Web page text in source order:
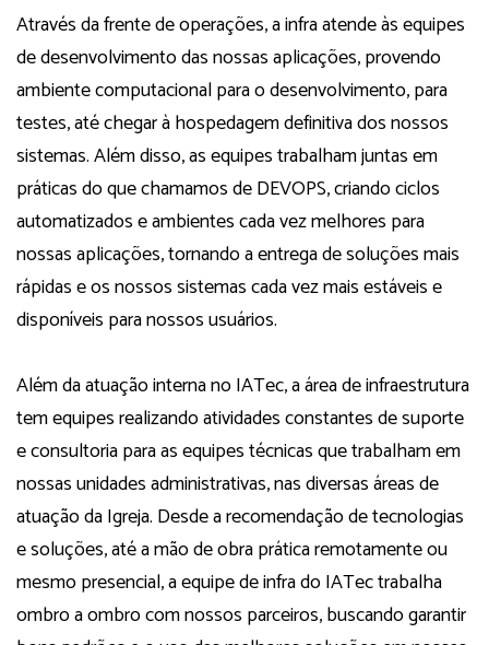
Através da frente de operações, a infra atende às equipes
de desenvolvimento das nossas aplicações, provendo
ambiente computacional para o desenvolvimento, para
testes, até chegar à hospedagem definitiva dos nossos
sistemas. Além disso, as equipes trabalham juntas em
práticas do que chamamos de DEVOPS, criando ciclos
automatizados e ambientes cada vez melhores para
nossas aplicações, tornando a entrega de soluções mais
rápidas e os nossos sistemas cada vez mais estáveis e
disponíveis para nossos usuários.
Além da atuação interna no IATec, a área de infraestrutura
tem equipes realizando atividades constantes de suporte
e consultoria para as equipes técnicas que trabalham em
nossas unidades administrativas, nas diversas áreas de
atuação da Igreja. Desde a recomendação de tecnologias
e soluções, até a mão de obra prática remotamente ou
mesmo presencial, a equipe de infra do IATec trabalha
ombro a ombro com nossos parceiros, buscando garantir